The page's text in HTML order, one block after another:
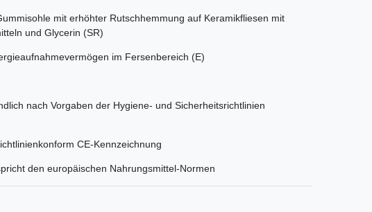
mit erhöhter Rutschhemmung auf Keramikfliesen mit
und Glycerin (SR)
im Fersenbereich (E)
nach Vorgaben der Hygiene- und Sicherheitsrichtlinien
CE-Kennzeichnung
den europäischen Nahrungsmittel-Normen